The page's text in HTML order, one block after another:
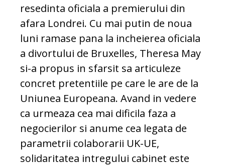
resedinta oficiala a premierului din
afara Londrei. Cu mai putin de noua
luni ramase pana la incheierea oficiala
a divortului de Bruxelles, Theresa May
si-a propus in sfarsit sa articuleze
concret pretentiile pe care le are de la
Uniunea Europeana. Avand in vedere
ca urmeaza cea mai dificila faza a
negocierilor si anume cea legata de
parametrii colaborarii UK-UE,
solidaritatea intregului cabinet este